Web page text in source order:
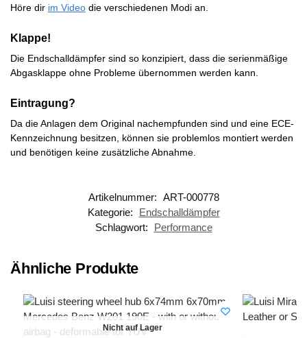
Höre dir im Video die verschiedenen Modi an.
Klappe!
Die Endschalldämpfer sind so konzipiert, dass die serienmäßige
Abgasklappe ohne Probleme übernommen werden kann.
Eintragung?
Da die Anlagen dem Original nachempfunden sind und eine ECE-
Kennzeichnung besitzen, können sie problemlos montiert werden
und benötigen keine zusätzliche Abnahme.
Artikelnummer: ART-000778
Kategorie:
Endschalldämpfer
Schlagwort:
Performance
Ähnliche Produkte
Nicht auf Lager